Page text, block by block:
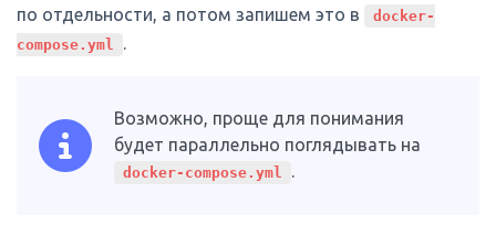
по отдельности, а потом запишем это в
docker-
compose.yml
.
Возможно, проще для понимания
будет параллельно поглядывать на
docker-compose.yml .